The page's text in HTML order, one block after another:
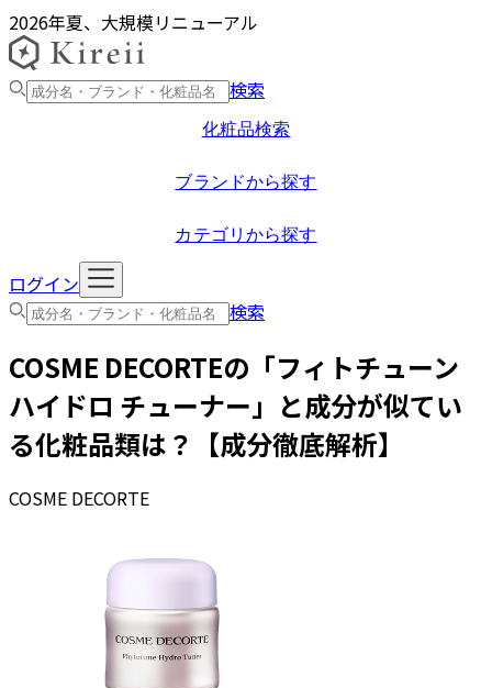
2026年夏、大規模リニューアル
検索
化粧品検索
ブランドから探す
カテゴリから探す
ログイン
検索
COSME DECORTEの「フィトチューン
ハイドロ チューナー 」と成分が似てい
る化粧品類は？【成分徹底解析】
COSME DECORTE